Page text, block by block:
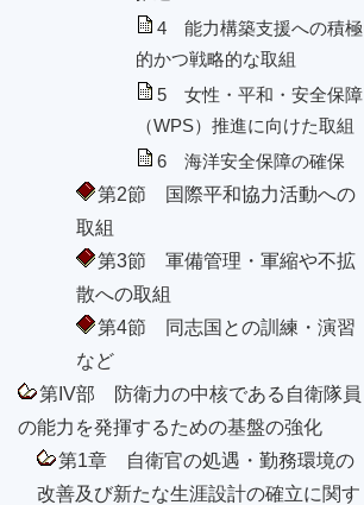
4 能力構築支援への積極
的かつ戦略的な取組
5 女性・平和・安全保障
（WPS）推進に向けた取組
6 海洋安全保障の確保
第2節 国際平和協力活動への
取組
第3節 軍備管理・軍縮や不拡
散への取組
第4節 同志国との訓練・演習
など
第IV部 防衛力の中核である自衛隊員
の能力を発揮するための基盤の強化
第1章 自衛官の処遇・勤務環境の
改善及び新たな生涯設計の確立に関す